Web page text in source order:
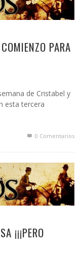
PARA
de Cristabel y
esta tercera
0 Comentarios
¡¡¡PERO